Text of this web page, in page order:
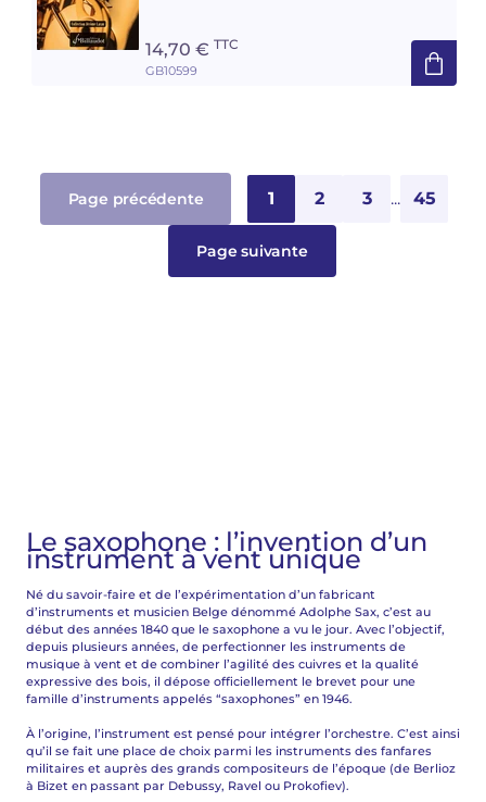
14,70 € TTC
GB10599
Page précédente 1 2 3 ... 45
Page suivante
Le saxophone : l’invention d’un
instrument à vent unique
Né du savoir-faire et de l’expérimentation d’un fabricant
d’instruments et musicien Belge dénommé Adolphe Sax, c’est au
début des années 1840 que le saxophone a vu le jour. Avec l’objectif,
depuis plusieurs années, de perfectionner les instruments de
musique à vent et de combiner l’agilité des cuivres et la qualité
expressive des bois, il dépose officiellement le brevet pour une
famille d’instruments appelés “saxophones” en 1946.
À l’origine, l’instrument est pensé pour intégrer l’orchestre. C’est ainsi
qu’il se fait une place de choix parmi les instruments des fanfares
militaires et auprès des grands compositeurs de l’époque (de Berlioz
à Bizet en passant par Debussy, Ravel ou Prokofiev).